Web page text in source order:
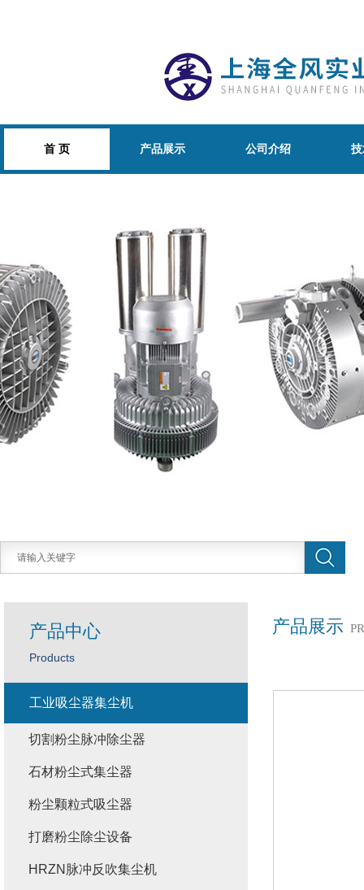
首 页 产品展示 公司介绍
产品展示
产品中心
Products
工业吸尘器集尘机
切割粉尘脉冲除尘器
石材粉尘式集尘器
粉尘颗粒式吸尘器
打磨粉尘除尘设备
HRZN脉冲反吹集尘机